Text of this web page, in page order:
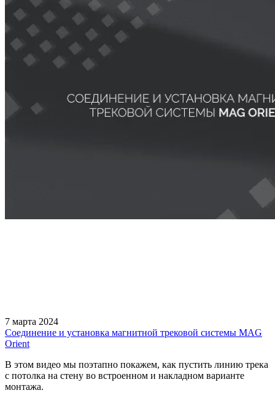
7 марта 2024
Соединение и установка магнитной трековой системы MAG
Orient
В этом видео мы поэтапно покажем, как пустить линию трека
с потолка на стену во встроенном и накладном варианте
монтажа.